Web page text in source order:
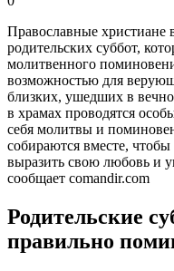
Православные христиане
родительских суббот,
молитвенного
возможностью для
близких, ушедших в
в храмах проводятся
себя молитвы и
собираются вместе,
выразить свою любовь и
сообщает comandir.com
Родительские
правильно